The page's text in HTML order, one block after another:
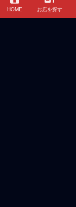
HOME お店を探す